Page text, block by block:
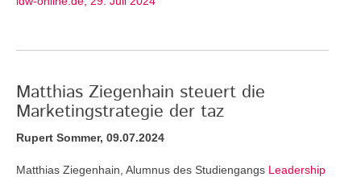
Matthias Ziegenhain steuert die
Marketingstrategie der taz
Rupert Sommer, 09.07.2024
Matthias Ziegenhain, Alumnus des Studiengangs Leadership